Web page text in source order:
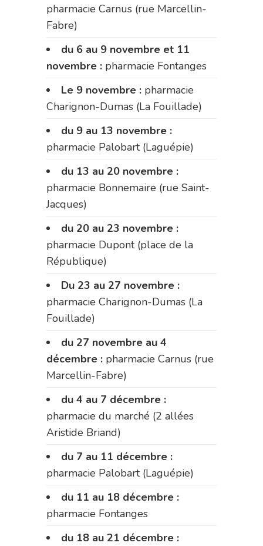
pharmacie Carnus (rue Marcellin-
Fabre)
du 6 au 9 novembre et 11
novembre : pharmacie Fontanges
Le 9 novembre : pharmacie
Charignon-Dumas (La Fouillade)
du 9 au 13 novembre :
pharmacie Palobart (Laguépie)
du 13 au 20 novembre :
pharmacie Bonnemaire (rue Saint-
Jacques)
du 20 au 23 novembre :
pharmacie Dupont (place de la
République)
Du 23 au 27 novembre :
pharmacie Charignon-Dumas (La
Fouillade)
du 27 novembre au 4
décembre : pharmacie Carnus (rue
Marcellin-Fabre)
du 4 au 7 décembre :
pharmacie du marché (2 allées
Aristide Briand)
du 7 au 11 décembre :
pharmacie Palobart (Laguépie)
du 11 au 18 décembre :
pharmacie Fontanges
du 18 au 21 décembre :